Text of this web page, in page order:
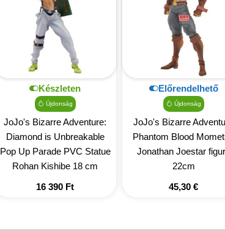
Készleten
Újdonság
JoJo's Bizarre Adventure:
Diamond is Unbreakable
Pop Up Parade PVC Statue
Rohan Kishibe 18 cm
16 390 Ft
Előrendelhető
Újdonság
JoJo's Bizarre
Phantom Blood
Jonathan Joestar
22cm
45,30 €